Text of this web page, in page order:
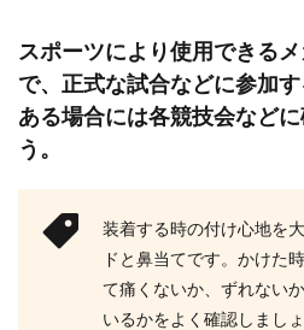
スポーツにより使用できる
で、正式な試合などに参加
ある場合には各競技会など
う。
装着する時の付け心地を
ドと鼻当てです。かけた
て痛くないか、ずれない
いるかをよく確認しまし